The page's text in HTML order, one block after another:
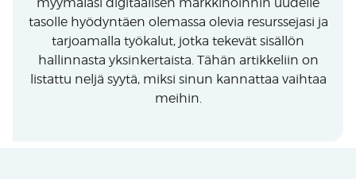
tasolle hyödyntäen olemassa olevia resurssejasi ja
tarjoamalla työkalut, jotka tekevät sisällön
hallinnasta yksinkertaista. Tähän artikkeliin on
listattu neljä syytä, miksi sinun kannattaa vaihtaa
meihin.